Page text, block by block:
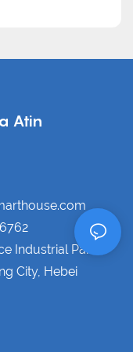
Atin
Industrial Park,
City, Hebei